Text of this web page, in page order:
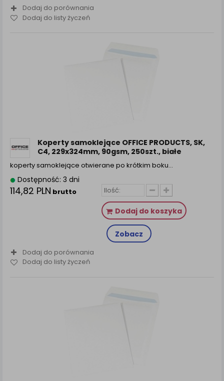
Dodaj do porównania
Dodaj do listy życzeń
Koperty samoklejące OFFICE PRODUCTS, SK,
C4, 229x324mm, 90gsm, 250szt., białe
koperty samoklejące otwierane po krótkim boku…
Dostępność: 3 dni
114,82 PLN brutto
Dodaj do koszyka
Zobacz
Dodaj do porównania
Dodaj do listy życzeń